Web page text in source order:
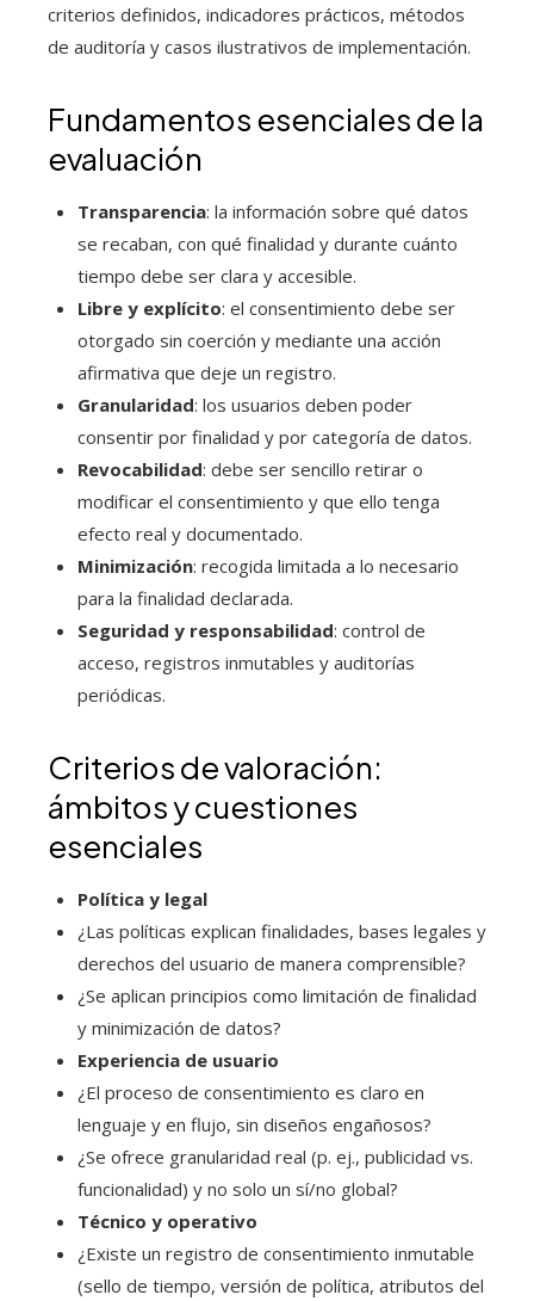
criterios definidos, indicadores prácticos, métodos
de auditoría y casos ilustrativos de implementación.
Fundamentos esenciales de la
evaluación
Transparencia: la información sobre qué datos
se recaban, con qué finalidad y durante cuánto
tiempo debe ser clara y accesible.
Libre y explícito: el consentimiento debe ser
otorgado sin coerción y mediante una acción
afirmativa que deje un registro.
Granularidad: los usuarios deben poder
consentir por finalidad y por categoría de datos.
Revocabilidad: debe ser sencillo retirar o
modificar el consentimiento y que ello tenga
efecto real y documentado.
Minimización: recogida limitada a lo necesario
para la finalidad declarada.
Seguridad y responsabilidad: control de
acceso, registros inmutables y auditorías
periódicas.
Criterios de valoración:
ámbitos y cuestiones
esenciales
Política y legal
¿Las políticas explican finalidades, bases legales y
derechos del usuario de manera comprensible?
¿Se aplican principios como limitación de finalidad
y minimización de datos?
Experiencia de usuario
¿El proceso de consentimiento es claro en
lenguaje y en flujo, sin diseños engañosos?
¿Se ofrece granularidad real (p. ej., publicidad vs.
funcionalidad) y no solo un sí/no global?
Técnico y operativo
¿Existe un registro de consentimiento inmutable
(sello de tiempo, versión de política, atributos del